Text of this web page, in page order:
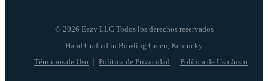
© 2026 Eezy LLC Todos los derechos reservados
Términos de Uso Política de Privacidad Política de Uso Justo